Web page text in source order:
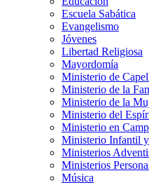
Escuela Sabática
Evangelismo
Jóvenes
Libertad Religiosa
Mayordomía
Ministerio de
Ministerio de la
Ministerio de la
Ministerio del
Ministerio en
Ministerio Infantil
Ministerios
Ministerios
Música